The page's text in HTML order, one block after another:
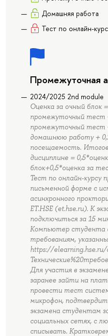
Домашняя работа
Тест по онлайн-
Промежуточная
2024/2025 2nd module
Оценка за очный блок
промежуточный тест
промежуточный тест
домашнюю работу +
посещаемость.
дисциплине =
блок+0,5*оценка за
Тест по онлайн-курсу
письменной форме с
асинхронного
ET.HSE (et.hse.ru). К
подключиться за 15
Компьютер студента
требованиям,
https://
Для участия в
заранее зайти на
провести тест
микрофон,
экзамена студентам
социальных сетях, с
списывать.